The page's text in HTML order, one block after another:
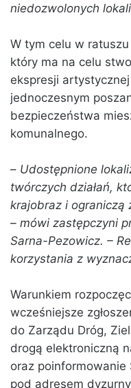
niedozwolonych
W tym celu w
który ma na celu
ekspresji
jednoczesnym
bezpieczeństwa
komunalnego.
– Udostępnione
twórczych działań,
krajobraz i ograniczą
– mówi zastępczyni
Sarna-Pezowicz. –
korzystania z
Warunkiem
wcześniejsze
do Zarządu Dróg,
drogą elektroniczną
oraz poinformowanie
pod adresem